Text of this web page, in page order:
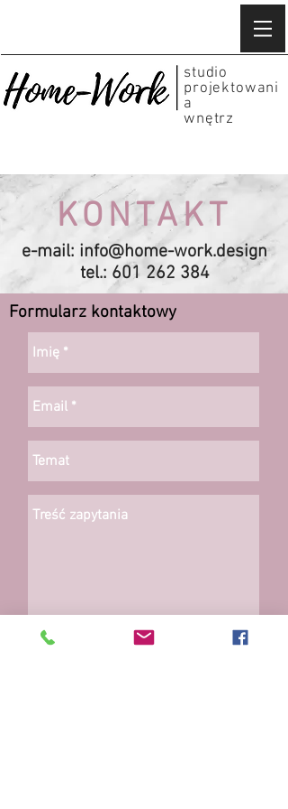
studio
projektowani
a
wnętrz
KONTAKT
e-mail: info@home-work.design
tel.: 601 262 384
Formularz kontaktowy